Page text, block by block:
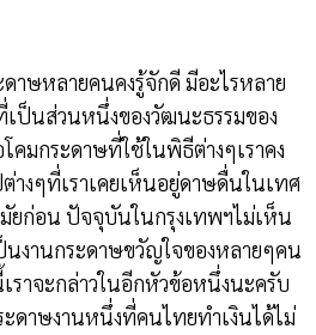
ดาษหลายคนคงรู้จักดี มีอะไรหลาย
เป็นส่วนหนึ่งของวัฒนะธรรมของ
คมกระดาษที่ใช้ในพิธีต่างๆเราคง
างๆที่เราเคยเห็นอยู่ดาษดื่นในเทศ
ยก่อน ปัจจุบันในกรุงเทพฯไม่เห็น
นงานกระดาษขวัญใจของหลายๆคน
าจะกล่าวในอีกหัวข้อหนึ่งนะครับ
ดาษงานหนึ่งที่คนไทยทำเงินได้ไม่